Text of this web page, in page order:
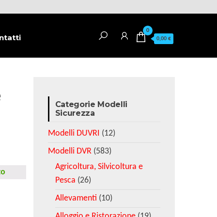
0
0,00 €
Categorie Modelli
Sicurezza
Modelli DUVRI (12)
Modelli DVR (583)
Agricoltura, Silvicoltura e
Pesca (26)
Allevamenti (10)